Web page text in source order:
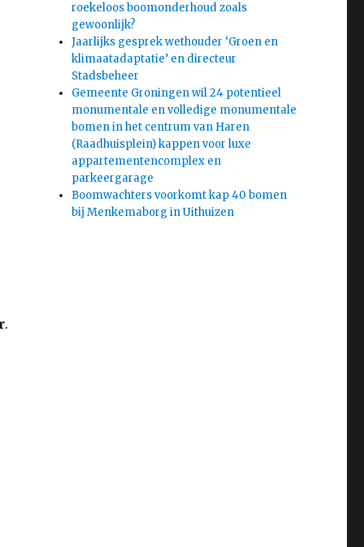
.
roekeloos boomonderhoud zoals
gewoonlijk?
Jaarlijks gesprek wethouder ‘Groen en
klimaatadaptatie’ en directeur
Stadsbeheer
Gemeente Groningen wil 24 potentieel
monumentale en volledige monumentale
bomen in het centrum van Haren
(Raadhuisplein) kappen voor luxe
appartementencomplex en
parkeergarage
Boomwachters voorkomt kap 40 bomen
bij Menkemaborg in Uithuizen